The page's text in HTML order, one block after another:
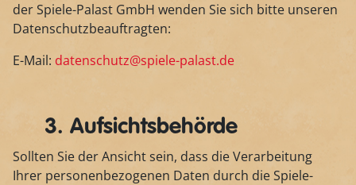
der Spiele-Palast GmbH wenden Sie sich bitte unseren
Datenschutzbeauftragten:
E-Mail: datenschutz@spiele-palast.de
3. Aufsichtsbehörde
Sollten Sie der Ansicht sein, dass die Verarbeitung
Ihrer personenbezogenen Daten durch die Spiele-